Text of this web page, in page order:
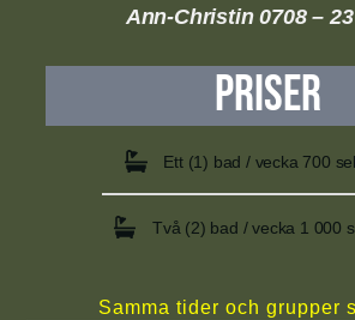
Ann-Christin 0708 –
PRISER
Ett (1) bad / vecka 700
Två (2) bad / vecka 1 000
Samma tider och grupper